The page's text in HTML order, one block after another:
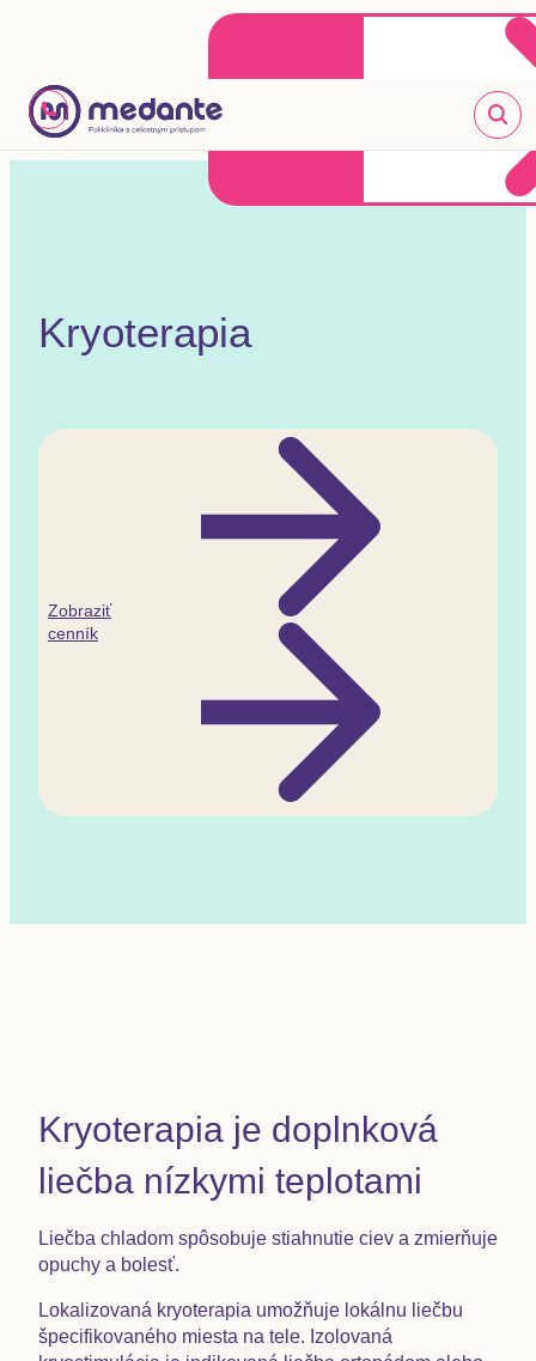
Klientske centrum
+421 2 20 302 303
Kryoterapia
Zobraziť
cenník
Kryoterapia je doplnková
liečba nízkymi teplotami
Liečba chladom spôsobuje stiahnutie ciev a zmierňuje
opuchy a bolesť.
Lokalizovaná kryoterapia umožňuje lokálnu liečbu
špecifikovaného miesta na tele. Izolovaná